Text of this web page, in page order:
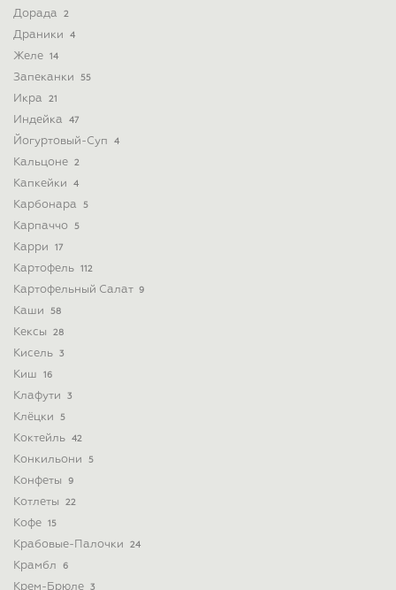
Дорада 2
Драники 4
Желе 14
Запеканки 55
Икра 21
Индейка 47
Йогуртовый-Суп 4
Кальцоне 2
Капкейки 4
Карбонара 5
Карпаччо 5
Карри 17
Картофель 112
Картофельный Салат 9
Каши 58
Кексы 28
Кисель 3
Киш 16
Клафути 3
Клёцки 5
Коктейль 42
Конкильони 5
Конфеты 9
Котлеты 22
Кофе 15
Крабовые-Палочки 24
Крамбл 6
Крем-Брюле 3